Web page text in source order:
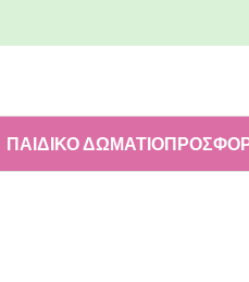
ΠΑΙΔΙΚΟ ΔΩΜΑΤΙΟ